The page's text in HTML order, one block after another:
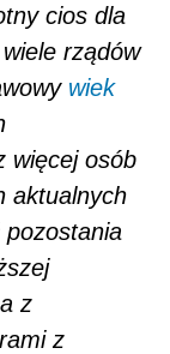
cios dla
rządów
wiek
więcej osób
aktualnych
pozostania
z
z